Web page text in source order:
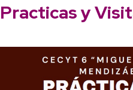
Practicas y